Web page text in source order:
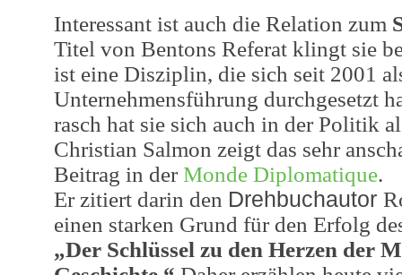
Interessant ist auch die Relation zum
Titel von Bentons Referat klingt sie
ist eine Disziplin, die sich seit 2001
Unternehmensführung durchgesetzt
rasch hat sie sich auch in der Politik
Christian Salmon zeigt das sehr
Beitrag in der Monde Diplomatique.
Er zitiert darin den Drehbuchautor
einen starken Grund für den Erfolg
„Der Schlüssel zu den Herzen der